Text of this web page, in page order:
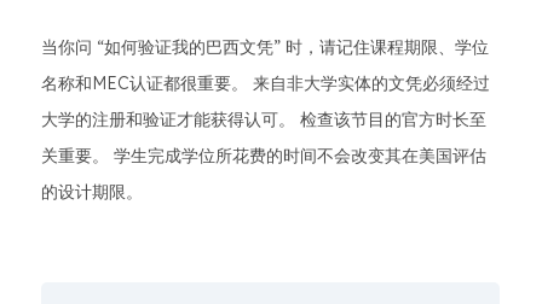
当你问 “如何验证我的巴西文凭” 时，请记住课程期限、学位
名称和MEC认证都很重要。 来自非大学实体的文凭必须经过
大学的注册和验证才能获得认可。 检查该节目的官方时长至
关重要。 学生完成学位所花费的时间不会改变其在美国评估
的设计期限。